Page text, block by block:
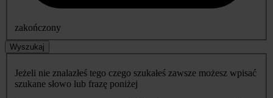
zakończony
Wyszukaj
Jeżeli nie znalazłeś tego czego szukałeś zawsze możesz wpisać
szukane słowo lub frazę poniżej